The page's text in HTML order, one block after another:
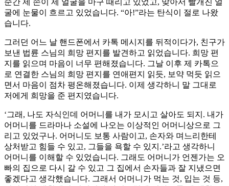
순간 제 손이 제 얼굴을 마구 때리고 있었고, 맞아서 빨개진 얼
굴에 눈물이 흐르고 있었습니다. “아!”라는 탄식이 절로 나왔
습니다.
그러던 어느 날 핸드폰에서 카톡 메시지를 뒤적이다가, 친구가
보낸 법륜 스님의 희망 편지를 발견하고 읽었습니다. 희망 편
지를 읽으며 마음이 너무 편해졌습니다. 그날 이후 제 카톡으
로 연결한 스님의 희망 편지를 연애편지 읽듯, 보약 먹듯 읽으
면서 마음이 점차 평온해졌습니다. 이제 생각하니 말 그대로
저에게 희망을 준 편지였습니다.
‘그래, 나도 자식인데 어머니를 내가 모시고 살아도 되지. 내가
어머니를 드라마나 소설에 나오는 이상적인 어머니상으로 그
리고 있었구나. 어머니도 보통 사람이고, 손자와 며느리한테
상처받고 힘들 수 있고, 그들을 욕할 수 있지.’라고 생각하니
어머니를 이해할 수 있었습니다. 그래도 어머니가 언젠가는 오
빠의 집으로 다시 갈 수 있고 그 집에서 손자들과 잘 지냈으면
좋겠다고 생각했습니다. 그래서 어머니가 먹는 것, 입는 것 등,